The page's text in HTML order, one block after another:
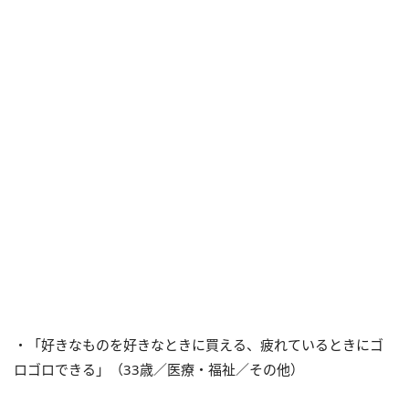
・「好きなものを好きなときに買える、疲れているときにゴ
ロゴロできる」（33歳／医療・福祉／その他）